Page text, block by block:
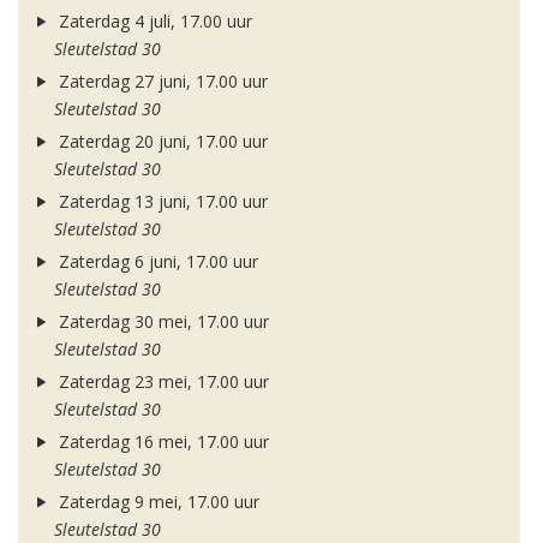
Zaterdag 4 juli, 17.00 uur
Sleutelstad 30
Zaterdag 27 juni, 17.00 uur
Sleutelstad 30
Zaterdag 20 juni, 17.00 uur
Sleutelstad 30
Zaterdag 13 juni, 17.00 uur
Sleutelstad 30
Zaterdag 6 juni, 17.00 uur
Sleutelstad 30
Zaterdag 30 mei, 17.00 uur
Sleutelstad 30
Zaterdag 23 mei, 17.00 uur
Sleutelstad 30
Zaterdag 16 mei, 17.00 uur
Sleutelstad 30
Zaterdag 9 mei, 17.00 uur
Sleutelstad 30